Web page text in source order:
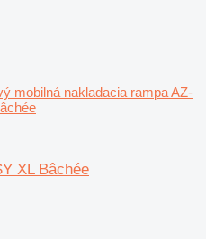
mobilná nakladacia rampa AZ-
XL Bâchée